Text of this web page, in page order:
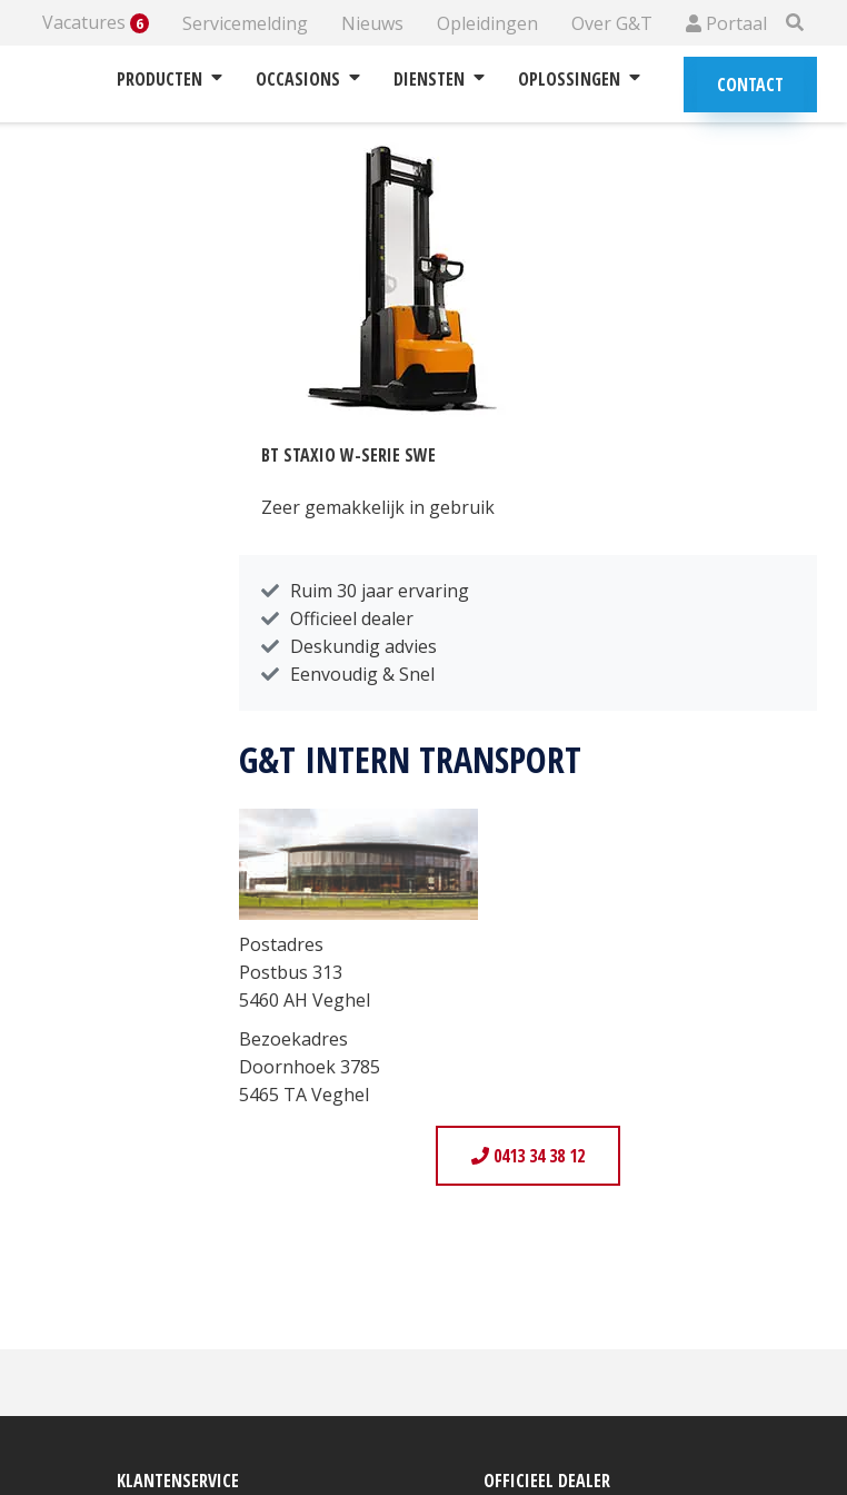
Vacatures 6 Servicemelding Nieuws Opleidingen Over G&T Portaal
PRODUCTEN OCCASIONS DIENSTEN OPLOSSINGEN CONTACT
BT STAXIO W-SERIE SWE
Zeer gemakkelijk in gebruik
Ruim 30 jaar ervaring
Officieel dealer
Deskundig advies
Eenvoudig & Snel
G&T INTERN TRANSPORT
Postadres
Postbus 313
5460 AH Veghel
Bezoekadres
Doornhoek 3785
5465 TA Veghel
0413 34 38 12
KLANTENSERVICE OFFICIEEL DEALER